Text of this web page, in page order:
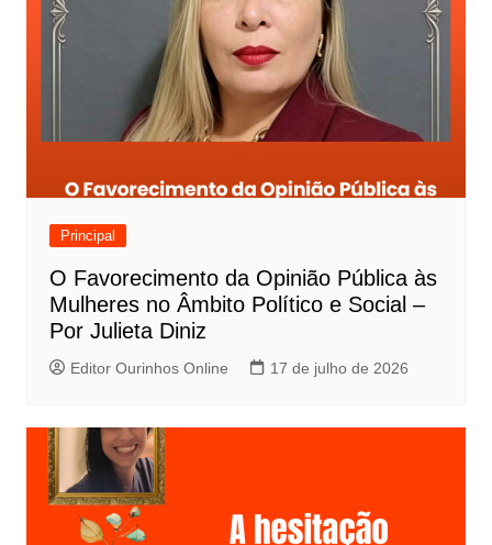
Principal
O Favorecimento da Opinião Pública às
Mulheres no Âmbito Político e Social –
Por Julieta Diniz
Editor Ourinhos Online 17 de julho de 2026